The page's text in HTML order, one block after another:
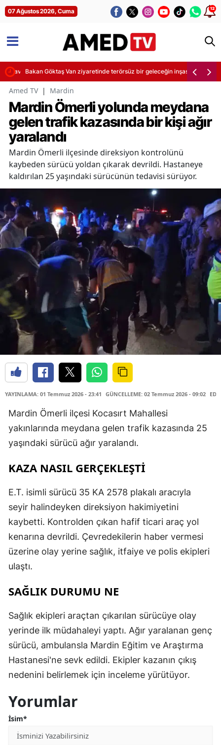
07 Ağustos 2026, Cuma 12
savrulduBakan Göktaş Van ziyaretinde terörsüz bir geleceğin inşasını vurguladı
Amed TV | Mardin
Mardin Ömerli yolunda meydana
gelen trafik kazasında bir kişi ağır
yaralandı
Mardin Ömerli ilçesinde direksiyon kontrolünü
kaybeden sürücü yoldan çıkarak devrildi. Hastaneye
kaldırılan 25 yaşındaki sürücünün tedavisi sürüyor.
YAYINLAMA: 01 Temmuz 2026 - 23:41 GÜNCELLEME: 02 Temmuz 2026 - 09:02
Mardin Ömerli ilçesi Kocasırt Mahallesi
yakınlarında meydana gelen trafik kazasında 25
yaşındaki sürücü ağır yaralandı.
KAZA NASIL GERÇEKLEŞTİ
E.T. isimli sürücü 35 KA 2578 plakalı aracıyla
seyir halindeyken direksiyon hakimiyetini
kaybetti. Kontrolden çıkan hafif ticari araç yol
kenarına devrildi. Çevredekilerin haber vermesi
üzerine olay yerine sağlık, itfaiye ve polis ekipleri
ulaştı.
SAĞLIK DURUMU NE
Sağlık ekipleri araçtan çıkarılan sürücüye olay
yerinde ilk müdahaleyi yaptı. Ağır yaralanan genç
sürücü, ambulansla Mardin Eğitim ve Araştırma
Hastanesi'ne sevk edildi. Ekipler kazanın çıkış
nedenini belirlemek için inceleme yürütüyor.
Yorumlar
İsim*